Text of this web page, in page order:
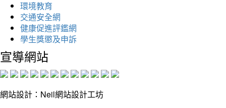
環境教育
交通安全網
健康促進評鑑網
學生獎懲及申訴
宣導網站
網站設計：Neil網站設計工坊